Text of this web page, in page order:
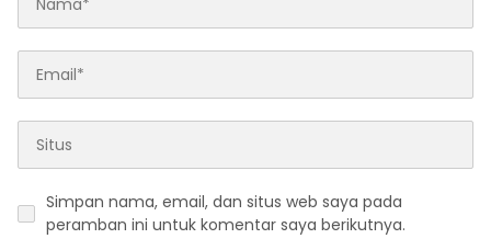
Simpan nama, email, dan situs web saya pada
peramban ini untuk komentar saya berikutnya.